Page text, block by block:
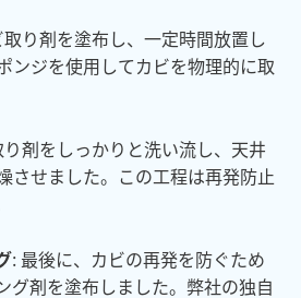
取り剤を塗布し、一定時間放置し
ンジを使用してカビを物理的に取
り剤をしっかりと洗い流し、天井
させました。この工程は再発防止
: 最後に、カビの再発を防ぐため
グ剤を塗布しました。弊社の独自